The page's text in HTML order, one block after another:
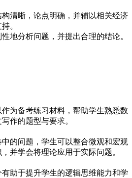
清晰，论点明确，并辅以相关经济
。
地分析问题，并提出合理的结论。
为备考练习材料，帮助学生熟悉数
作的题型与要求。
的问题，学生可以整合微观和宏观
并学会将理论应用于实际问题。
助于提升学生的逻辑思维能力和学